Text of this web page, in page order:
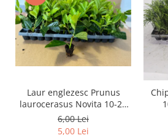
Laur englezesc Prunus
laurocerasus Novita 10-20
cm
6,00 Lei
5,00 Lei